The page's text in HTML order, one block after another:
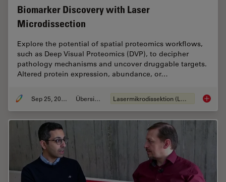
Biomarker Discovery with Laser
Microdissection
Explore the potential of spatial proteomics workflows,
such as Deep Visual Proteomics (DVP), to decipher
pathology mechanisms and uncover druggable targets.
Altered protein expression, abundance, or…
Sep 25, 2025 Übersicht Lasermikrodissektion (LMD)